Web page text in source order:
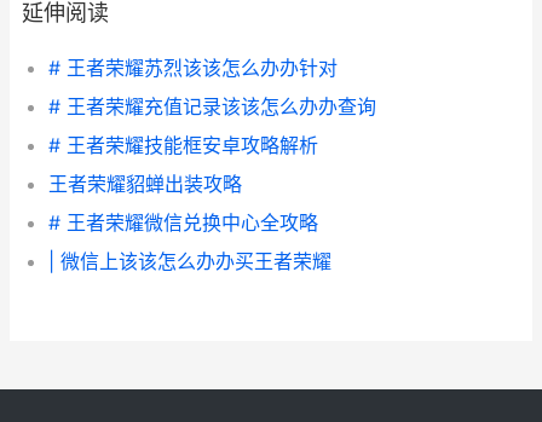
延伸阅读
# 王者荣耀苏烈该该怎么办办针对
# 王者荣耀充值记录该该怎么办办查询
# 王者荣耀技能框安卓攻略解析
王者荣耀貂蝉出装攻略
# 王者荣耀微信兑换中心全攻略
| 微信上该该怎么办办买王者荣耀